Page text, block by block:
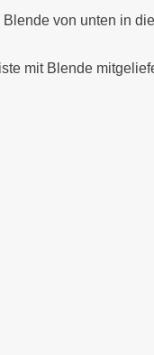
von unten in
mit Blende